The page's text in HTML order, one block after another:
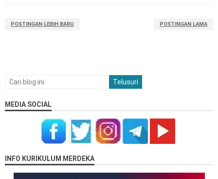
POSTINGAN LEBIH BARU POSTINGAN LAMA
MEDIA SOCIAL
INFO KURIKULUM MERDEKA